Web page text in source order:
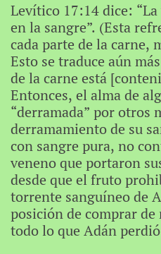
Levítico 17:14 dice:
en la sangre”. (Esta
cada parte de la carne,
Esto se traduce aún
de la carne está
Entonces, el alma de
“derramada” por otros
derramamiento de su
con sangre pura, no
veneno que portaron
desde que el fruto
torrente sanguíneo de
posición de comprar
todo lo que Adán